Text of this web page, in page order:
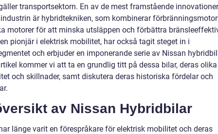
transportsektorn. En av de mest framstående
är hybridtekniken, som kombinerar
motorer för att minska utsläppen och förbättra
pionjär i elektrisk mobilitet, har också tagit steget in i
och erbjuder en imponerande serie av Nissan
kommer vi att ta en grundlig titt på dessa bilar, deras olika
och skillnader, samt diskutera deras historiska fördelar och
av Nissan Hybridbilar
länge varit en förespråkare för elektrisk mobilitet och deras